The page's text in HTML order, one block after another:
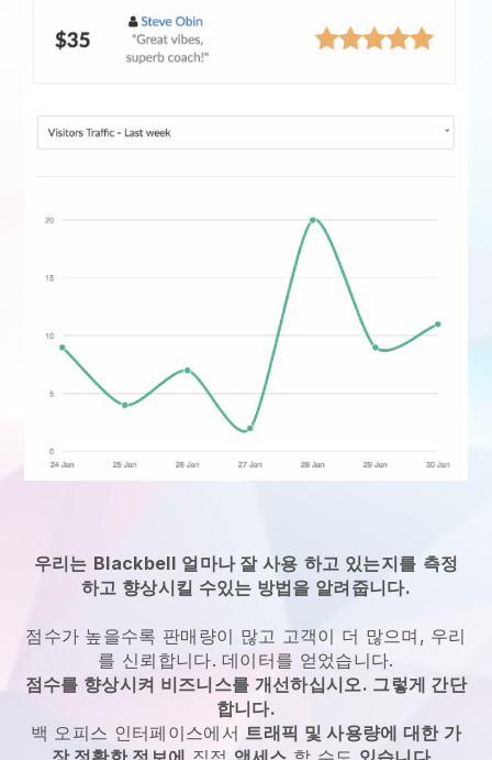
우리는 Blackbell 얼마나 잘 사용 하고 있는지를 측정
하고 향상시킬 수있는 방법을 알려줍니다.
점수가 높을수록 판매량이 많고 고객이 더 많으며, 우리
를 신뢰합니다. 데이터를 얻었습니다.
점수를 향상시켜 비즈니스를 개선하십시오. 그렇게 간단
합니다.
백 오피스 인터페이스에서 트래픽 및 사용량에 대한 가